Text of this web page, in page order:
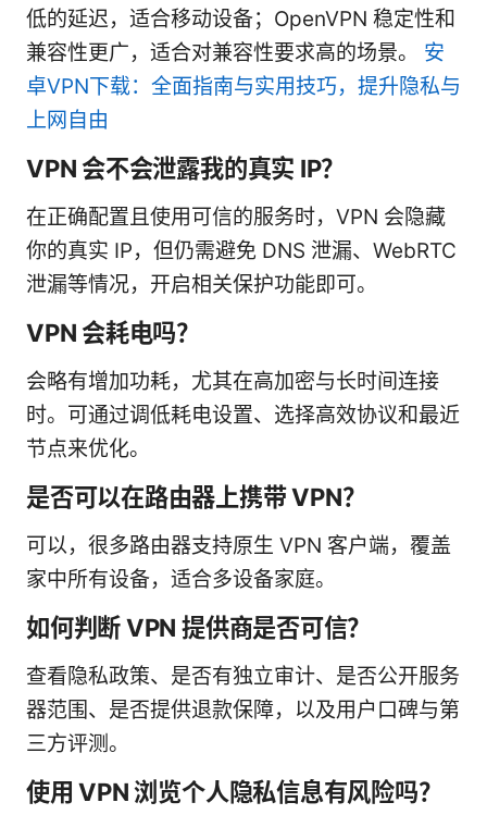
低的延迟，适合移动设备；OpenVPN 稳定性和
兼容性更广，适合对兼容性要求高的场景。 安
卓VPN下载：全面指南与实用技巧，提升隐私与
上网自由
VPN 会不会泄露我的真实 IP？
在正确配置且使用可信的服务时，VPN 会隐藏
你的真实 IP，但仍需避免 DNS 泄漏、WebRTC
泄漏等情况，开启相关保护功能即可。
VPN 会耗电吗？
会略有增加功耗，尤其在高加密与长时间连接
时。可通过调低耗电设置、选择高效协议和最近
节点来优化。
是否可以在路由器上携带 VPN？
可以，很多路由器支持原生 VPN 客户端，覆盖
家中所有设备，适合多设备家庭。
如何判断 VPN 提供商是否可信？
查看隐私政策、是否有独立审计、是否公开服务
器范围、是否提供退款保障，以及用户口碑与第
三方评测。
使用 VPN 浏览个人隐私信息有风险吗？